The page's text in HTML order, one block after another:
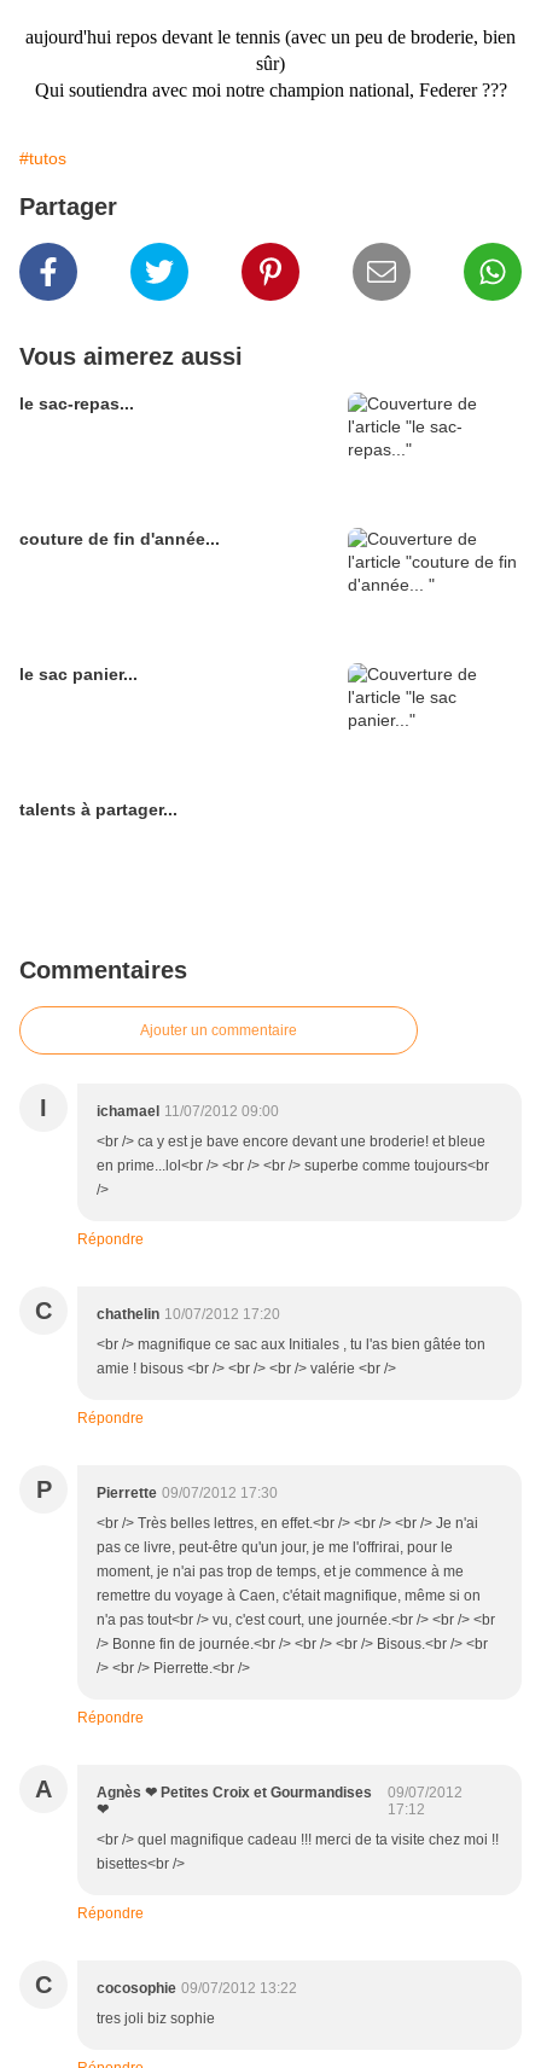
aujourd'hui repos devant le tennis (avec un peu de broderie, bien
sûr)
Qui soutiendra avec moi notre champion national, Federer ???
#tutos
Partager
Vous aimerez aussi
le sac-repas...
couture de fin d'année...
le sac panier...
talents à partager...
Commentaires
Ajouter un commentaire
I ichamael 11/07/2012 09:00
<br /> ca y est je bave encore devant une broderie! et bleue
en prime...lol<br /> <br /> <br /> superbe comme toujours<br
/>
Répondre
C chathelin 10/07/2012 17:20
<br /> magnifique ce sac aux Initiales , tu l'as bien gâtée ton
amie ! bisous <br /> <br /> <br /> valérie <br />
Répondre
P Pierrette 09/07/2012 17:30
<br /> Très belles lettres, en effet.<br /> <br /> <br /> Je n'ai
pas ce livre, peut-être qu'un jour, je me l'offrirai, pour le
moment, je n'ai pas trop de temps, et je commence à me
remettre du voyage à Caen, c'était magnifique, même si on
n'a pas tout<br /> vu, c'est court, une journée.<br /> <br /> <br
/> Bonne fin de journée.<br /> <br /> <br /> Bisous.<br /> <br
/> <br /> Pierrette.<br />
Répondre
A
Agnès ❤ Petites Croix et Gourmandises
❤
09/07/2012
17:12
<br /> quel magnifique cadeau !!! merci de ta visite chez moi !!
bisettes<br />
Répondre
C cocosophie 09/07/2012 13:22
tres joli biz sophie